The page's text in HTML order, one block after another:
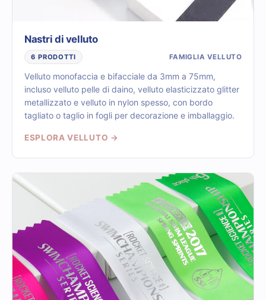
Nastri di velluto
6 PRODOTTI FAMIGLIA VELLUTO
Velluto monofaccia e bifacciale da 3mm a 75mm,
incluso velluto pelle di daino, velluto elasticizzato glitter
metallizzato e velluto in nylon spesso, con bordo
tagliato o taglio in fogli per decorazione e imballaggio.
ESPLORA VELLUTO